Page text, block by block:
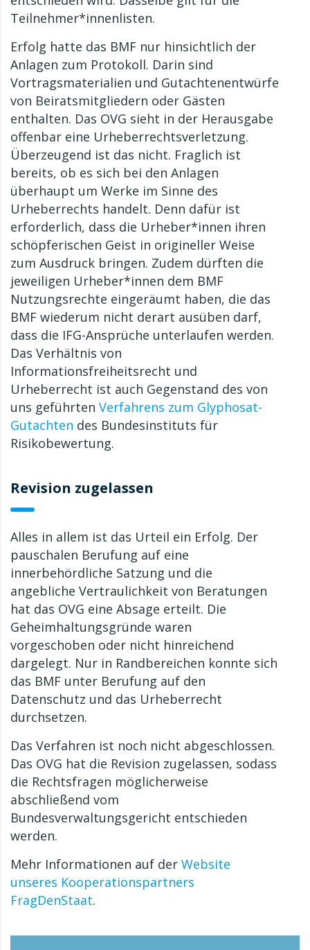
Teilnehmer*innenlisten.
Erfolg hatte das BMF nur hinsichtlich der
Anlagen zum Protokoll. Darin sind
Vortragsmaterialien und Gutachtenentwürfe
von Beiratsmitgliedern oder Gästen
enthalten. Das OVG sieht in der Herausgabe
offenbar eine Urheberrechtsverletzung.
Überzeugend ist das nicht. Fraglich ist
bereits, ob es sich bei den Anlagen
überhaupt um Werke im Sinne des
Urheberrechts handelt. Denn dafür ist
erforderlich, dass die Urheber*innen ihren
schöpferischen Geist in origineller Weise
zum Ausdruck bringen. Zudem dürften die
jeweiligen Urheber*innen dem BMF
Nutzungsrechte eingeräumt haben, die das
BMF wiederum nicht derart ausüben darf,
dass die IFG-Ansprüche unterlaufen werden.
Das Verhältnis von
Informationsfreiheitsrecht und
Urheberrecht ist auch Gegenstand des von
uns geführten Verfahrens zum Glyphosat-
Gutachten des Bundesinstituts für
Risikobewertung.
Revision zugelassen
Alles in allem ist das Urteil ein Erfolg. Der
pauschalen Berufung auf eine
innerbehördliche Satzung und die
angebliche Vertraulichkeit von Beratungen
hat das OVG eine Absage erteilt. Die
Geheimhaltungsgründe waren
vorgeschoben oder nicht hinreichend
dargelegt. Nur in Randbereichen konnte sich
das BMF unter Berufung auf den
Datenschutz und das Urheberrecht
durchsetzen.
Das Verfahren ist noch nicht abgeschlossen.
Das OVG hat die Revision zugelassen, sodass
die Rechtsfragen möglicherweise
abschließend vom
Bundesverwaltungsgericht entschieden
werden.
Mehr Informationen auf der Website
unseres Kooperationspartners
FragDenStaat.